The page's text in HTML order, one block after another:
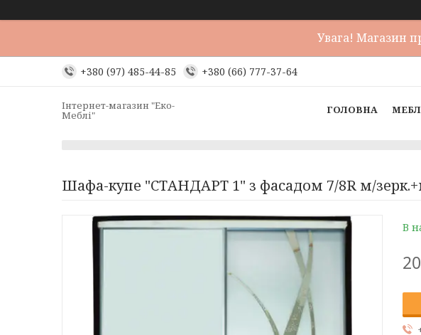
Увага! Магазин
+380 (97) 485-44-85 +380 (66) 777-37-64
Інтернет-магазин "Еко-
Меблі" ГОЛОВНА
Шафа-купе "СТАНДАРТ 1" з фасадом 7/8R м/
В